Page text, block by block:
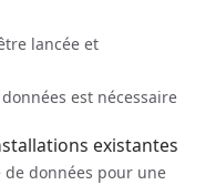
lancée et
est nécessaire
existantes
de données pour une